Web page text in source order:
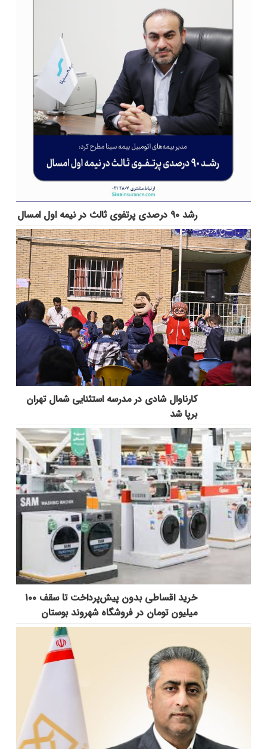
رشد ۹۰ درصدی پرتفوی ثالث در نیمه اول امسال
کارناوال شادی در مدرسه استثنایی شمال تهران
برپا شد
خرید اقساطی بدون پیش‌پرداخت تا سقف ۱۰۰
میلیون تومان در فروشگاه شهروند بوستان